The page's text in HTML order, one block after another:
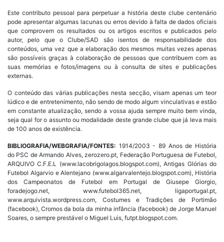
Este contributo pessoal para perpetuar a história deste clube centenário
pode apresentar algumas lacunas ou erros devido à falta de dados oficiais
que comprovem os resultados ou os artigos escritos e publicados pelo
autor, pelo que o Clube/SAD são isentos de responsabilidade dos
conteúdos, uma vez que a elaboração dos mesmos muitas vezes apenas
são possíveis graças à colaboração de pessoas que contribuem com as
suas memórias e fotos/imagens ou à consulta de sites e publicações
externas.
O conteúdo das várias publicações nesta secção, visam apenas um teor
lúdico e de entretenimento, não sendo de modo algum vinculativas e estão
em constante atualização, sendo a vossa ajuda sempre muito bem vinda,
seja qual for o assunto ou modalidade deste grande clube que já leva mais
de 100 anos de existência.
BIBLIOGRAFIA/WEBGRAFIA/FONTES: 1914/2003 - 89 Anos de História
do PSC de Armando Alves, zerozero.pt, Federação Portuguesa de Futebol,
ARQUIVO C.F.E.L (www.lacobrigolagos.blogspot.com), Antigas Glórias do
Futebol Algarvio e Alentejano (www.algarvalentejo.blogspot.com), História
dos Campeonatos de Futebol em Portugal de Giusepe Giorgio,
foradejogo.net, www.futebol365.net, ligaportugal.pt,
www.arquivista.wordpress.com, Costumes e Tradições de Portimão
(facebook), Cromos da bola da minha infância (facebook) de Jorge Manuel
Soares, o sempre prestável o Miguel Luis, futpt.blogspot.com.